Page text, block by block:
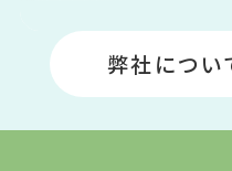
場や釣りスポットが多
駅」周辺には、ビブレ
い物施設も多くあり
弊社につい